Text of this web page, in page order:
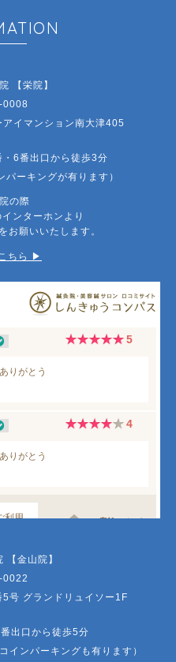
【栄院】
0008
イマンション南大津405
6番出口から徒歩3分
ーキングが有ります）
の際
ンターホンより
お願いいたします。
ちら ▶︎
【金山院】
0022
号 グランドリュイソー1F
出口から徒歩5分
インパーキングも有ります）